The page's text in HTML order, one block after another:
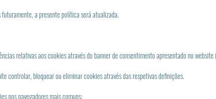
a presente política será atualizada.
relativas aos cookies através do banner de consentimento apresentado no
controlar, bloquear ou eliminar cookies através das respetivas definições.
nos navegadores mais comuns: